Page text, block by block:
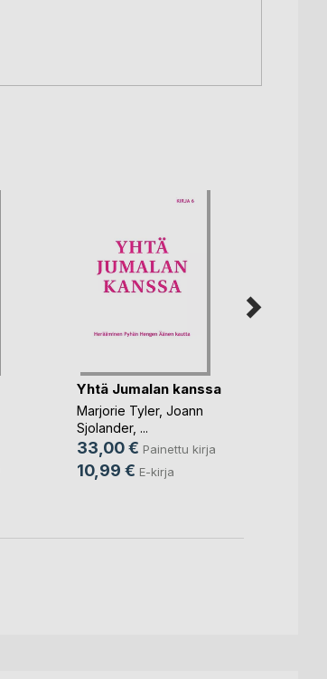
Yhtä Jumalan kanssa
Marjorie Tyler, Joann
Sjolander, ...
33,00 € Painettu kirja
10,99 € E-kirja